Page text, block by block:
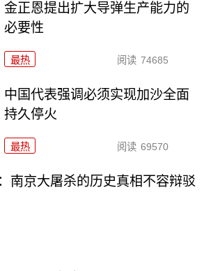
金正恩提出扩大导弹生产能力的
必要性
最热 阅读 74685
中国代表强调必须实现加沙全面
持久停火
最热 阅读 69570
南京大屠杀的历史真相不容辩驳